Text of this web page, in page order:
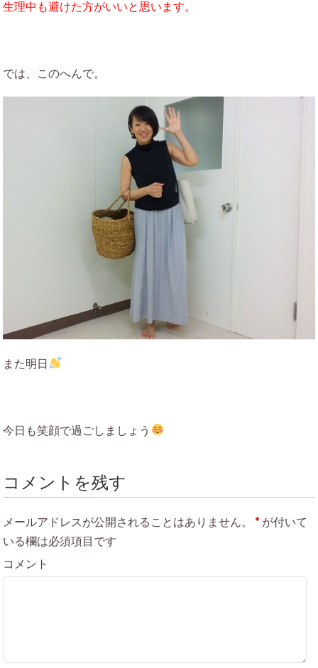
生理中も避けた方がいいと思います。
では、このへんで。
また明日
今日も笑顔で過ごしましょう
コメントを残す
メールアドレスが公開されることはありません。 * が付いて
いる欄は必須項目です
コメント